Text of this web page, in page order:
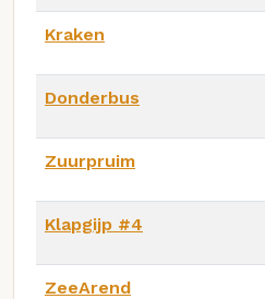
Kraken
Donderbus
Zuurpruim
Klapgijp #4
ZeeArend